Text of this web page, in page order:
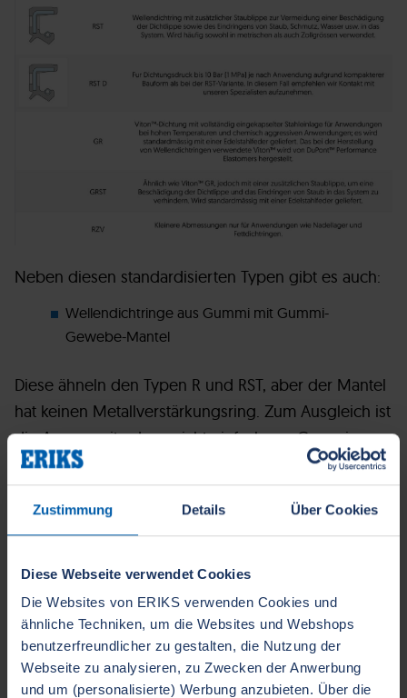
Zustimmung Details Über Cookies
Diese Webseite verwendet Cookies
Die Websites von ERIKS verwenden Cookies und
ähnliche Techniken, um die Websites und Webshops
benutzerfreundlicher zu gestalten, die Nutzung der
Webseite zu analysieren, zu Zwecken der Anwerbung
und um (personalisierte) Werbung anzubieten. Über die
Neben diesen standardisierten Typen gibt es auch:
Wellendichtringe aus Gummi mit Gummi-
Gewebe-Mantel
Diese ähneln den Typen R und RST, aber der Mantel
hat keinen Metallverstärkungsring. Zum Ausgleich ist
die Aussenseite dann nicht einfach aus Gummi,
sondern aus einem harten und robusten Gewebe
gefertigt. DerVorteil dieser Typenist, dass sie in
geteilter Ausführung hergestellt werden können.
sind in NBR oder FKM möglich.